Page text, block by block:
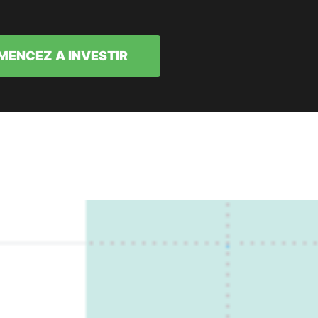
A INVESTIR